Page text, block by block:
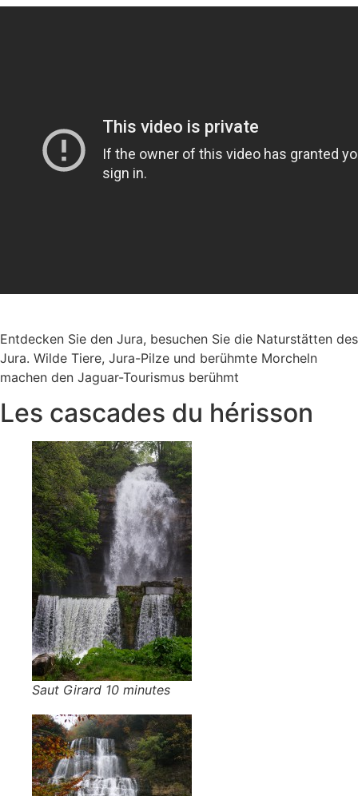
Entdecken Sie den Jura, besuchen Sie die Naturstätten des
Jura. Wilde Tiere, Jura-Pilze und berühmte Morcheln
machen den Jaguar-Tourismus berühmt
Les cascades du hérisson
Saut Girard 10 minutes